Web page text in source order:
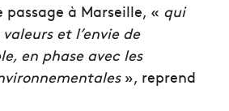
passage à Marseille, « qui
et l’envie de
en phase avec les
», reprend